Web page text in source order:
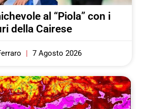
al “Piola” con i
della Cairese
7 Agosto 2026